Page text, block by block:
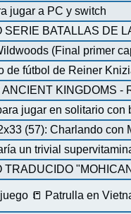
jugar a PC y switch
SERIE BATALLAS DE
(Final primer
de fútbol de Reiner
KINGDOMS -
jugar en solitario con
(57): Charlando con
un trivial
TRADUCIDO
📒 Patrulla en